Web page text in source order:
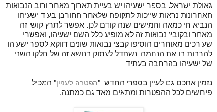
גאולת ישראל. בספר ישעיהו יש בעיית תארוך מאחר ורוב הנבואות
האחרונות נראות שייכות לתקופה שלאחר החורבן בעוד ישעיהו
הנביא חי כמאה וחמישים שנה קודם לכן. אפשר לתרץ קושי זה
מאחר ובקובץ נבואות זה לא מופיע כלל השם ישעיהו, ואפשרי
שעורכים מאוחרים הוסיפו קבצי נבואות שונים דווקא לספר ישעיהו
להרבות בו את הנחמה. נשתדל לעסוק בנושא זה של חלקו השני
של ישעיהו בהרחבה בעתיד
נזמין אתכם גם לעיין בספרי החדש "הפטרה לעניין" המכיל
פירושים לכל ההפטרות ומתאים מאד גם כמתנה.